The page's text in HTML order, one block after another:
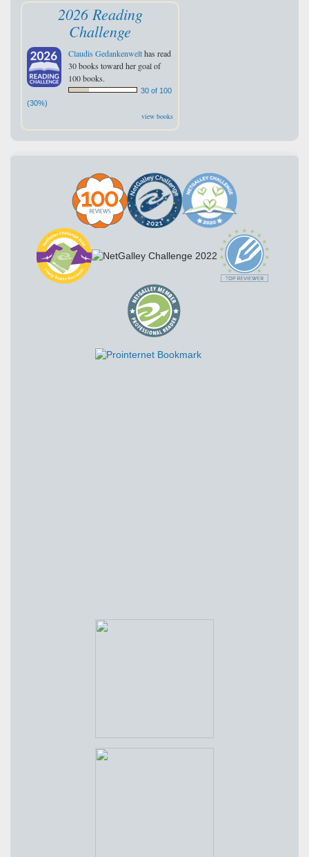
2026 Reading
Challenge
Claudis Gedankenwelthas read
30 books toward her goal of
100 books.
30 of 100
(30%)
view books